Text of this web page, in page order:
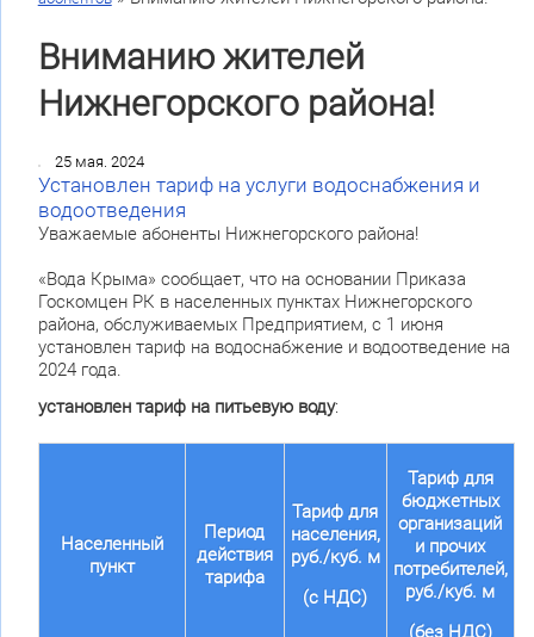
Вниманию жителей
Нижнегорского района!
25 мая. 2024
Установлен тариф на услуги водоснабжения и
водоотведения
Уважаемые абоненты Нижнегорского района!
«Вода Крыма» сообщает, что на основании Приказа
Госкомцен РК в населенных пунктах Нижнегорского
района, обслуживаемых Предприятием, с 1 июня
установлен тариф на водоснабжение и водоотведение на
2024 года.
установлен тариф на питьевую воду:
Населенный
пункт
Период
действия
тарифа
Тариф для
населения,
руб./куб. м
(с НДС)
Тариф для
бюджетных
организаций
и прочих
потребителей,
руб./куб. м
(без НДС)